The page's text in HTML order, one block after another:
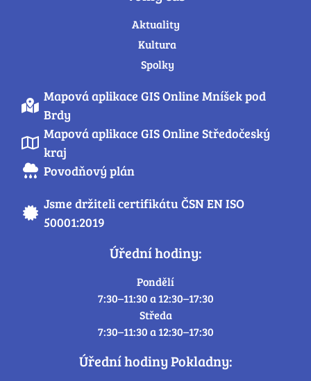
Aktuality
Kultura
Spolky
Mapová aplikace GIS Online Mníšek pod
Brdy
Mapová aplikace GIS Online Středočeský
kraj
Povodňový plán
Jsme držiteli certifikátu ČSN EN ISO
50001:2019
Úřední hodiny:
Pondělí
7:30–11:30 a 12:30–17:30
Středa
7:30–11:30 a 12:30–17:30
Úřední hodiny Pokladny: